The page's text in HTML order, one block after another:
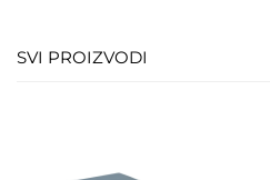
SVI PROIZVODI